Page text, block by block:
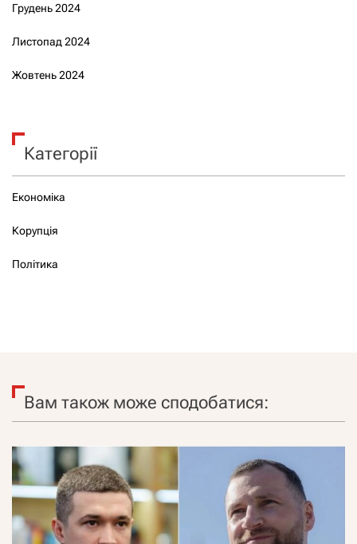
Грудень 2024
Листопад 2024
Жовтень 2024
Категорії
Економіка
Корупція
Політика
Вам також може сподобатися: